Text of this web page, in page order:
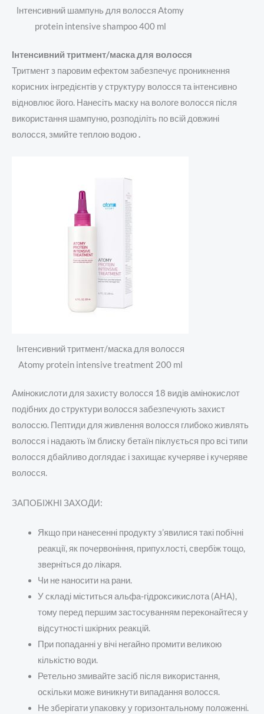
Інтенсивний шампунь для волосся Atomy
protein intensive shampoo 400 ml
Інтенсивний тритмент/маска для волосся
Тритмент з паровим ефектом забезпечує проникнення
корисних інгредієнтів у структуру волосся та інтенсивно
відновлює його. Нанесіть маску на вологе волосся після
використання шампуню, розподіліть по всій довжині
волосся, змийте теплою водою.
Інтенсивний тритмент/маска для волосся
Atomy protein intensive treatment 200 ml
Амінокислоти для захисту волосся 18 видів амінокислот
подібних до структури волосся забезпечують захист
волоссю. Пептиди для живлення волосся глибоко живлять
волосся і надають їм блиску бетаїн піклується про всі типи
волосся дбайливо доглядає і захищає кучеряве і кучеряве
волосся.
ЗАПОБІЖНІ ЗАХОДИ:
Якщо при нанесенні продукту з’явилися такі побічні
реакції, як почервоніння, припухлості, свербіж тощо,
зверніться до лікаря.
Чи не наносити на рани.
У складі міститься альфа-гідроксикислота (АНА),
тому перед першим застосуванням переконайтеся у
відсутності шкірних реакцій.
При попаданні у вічі негайно промити великою
кількістю води.
Ретельно змивайте засіб після використання,
оскільки може виникнути випадання волосся.
Не зберігати упаковку у горизонтальному положенні.